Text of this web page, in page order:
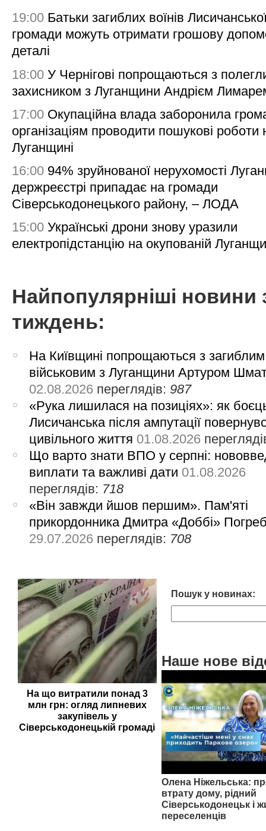
19:00 Батьки загиблих воїнів
громади можуть отримати грошову
деталі
18:00 У Чернігові попрощаються з
захисником з Луганщини Андрієм
17:00 Окупаційна влада заборонила
організаціям проводити пошукові роботи
Луганщині
16:00 94% зруйнованої нерухомості
держреєстрі припадає на громади
Сіверськодонецького району, – ЛОДА
15:00 Українські дрони знову уразили
електропідстанцію на окупованій
Найпопулярніші новини
тиждень:
На Київщині попрощаються з загиблим
військовим з Луганщини Артуром
02.08.2026 переглядів: 987
«Рука лишилася на позиціях»: як
Лисичанська після ампутації
цивільного життя 01.08.2026
Що варто знати ВПО у серпні:
виплати та важливі дати 01.08.2026
переглядів: 718
«Він завжди йшов першим». Пам'яті
прикордонника Дмитра «Доббі»
29.07.2026 переглядів: 708
На що витратили понад 3
млн грн: огляд липневих
закупівель у
Сіверськодонецькій громаді
Пошук у новинах:
Наше нове
Олена Ніжельська:
втрату дому, рідний
Сіверськодонецьк і
переселенців